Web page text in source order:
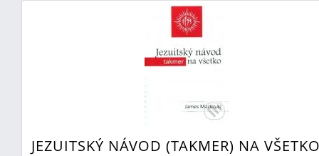
JEZUITSKÝ NÁVOD (TAKMER) NA